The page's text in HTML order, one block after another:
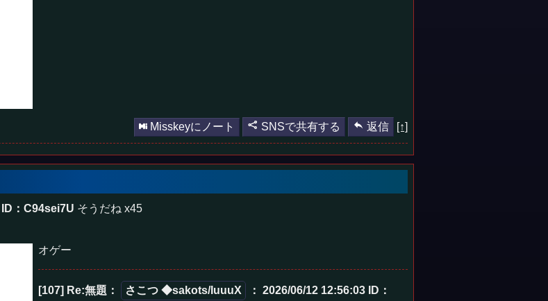
Misskeyにノート SNSで共有する 返信 [↑]
ID：C94sei7U そうだね x45
オゲー
[107] Re:無題 ： さこつ ◆sakots/IuuuX ： 2026/06/12 12:56:03
ID：